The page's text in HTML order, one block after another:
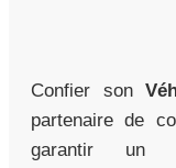
Confier son
partenaire de
garantir un